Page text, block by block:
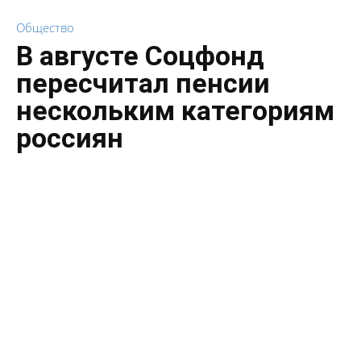
Общество
В августе Соцфонд
пересчитал пенсии
нескольким категориям
россиян